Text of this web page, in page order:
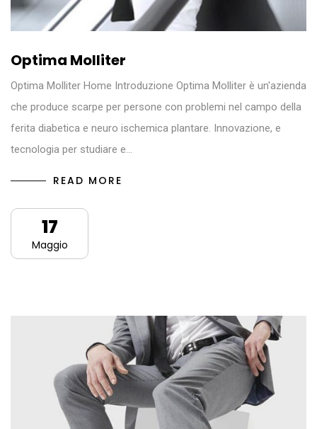
Optima Molliter
Optima Molliter Home Introduzione Optima Molliter è un'azienda
che produce scarpe per persone con problemi nel campo della
ferita diabetica e neuro ischemica plantare. Innovazione, e
tecnologia per studiare e…
READ MORE
17
Maggio